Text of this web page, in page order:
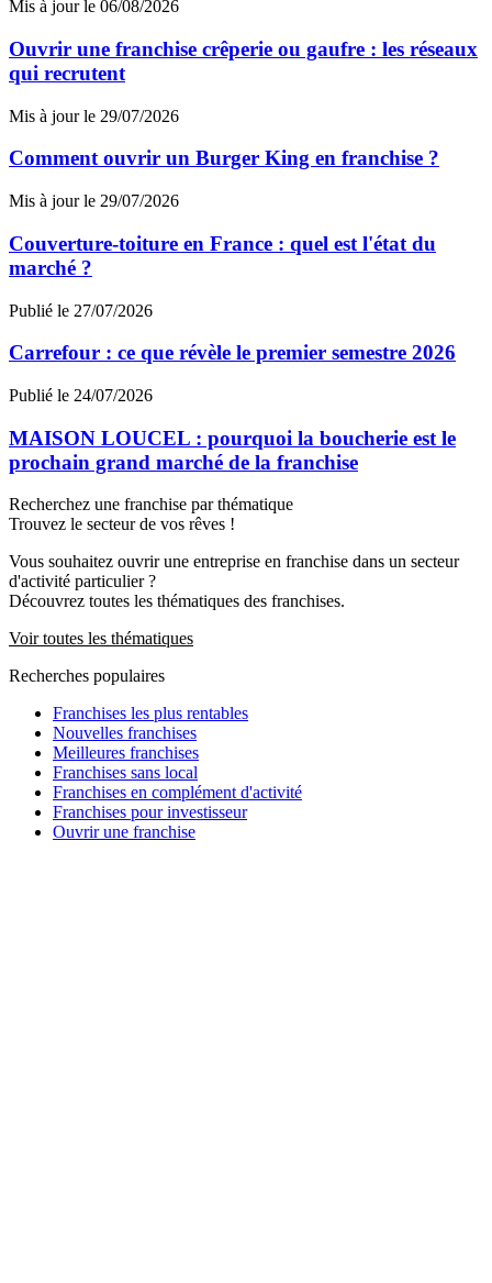
Mis à jour le 06/08/2026
Ouvrir une franchise crêperie ou gaufre : les réseaux
qui recrutent
Mis à jour le 29/07/2026
Comment ouvrir un Burger King en franchise ?
Mis à jour le 29/07/2026
Couverture-toiture en France : quel est l'état du
marché ?
Publié le 27/07/2026
Carrefour : ce que révèle le premier semestre 2026
Publié le 24/07/2026
MAISON LOUCEL : pourquoi la boucherie est le
prochain grand marché de la franchise
Recherchez une franchise par thématique
Trouvez le secteur de vos rêves !
Vous souhaitez ouvrir une entreprise en franchise dans un secteur
d'activité particulier ?
Découvrez toutes les thématiques des franchises.
Voir toutes les thématiques
Recherches populaires
Franchises les plus rentables
Nouvelles franchises
Meilleures franchises
Franchises sans local
Franchises en complément d'activité
Franchises pour investisseur
Ouvrir une franchise